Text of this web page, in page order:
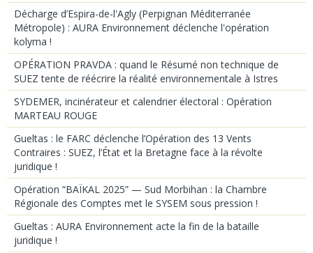
Décharge d’Espira-de-l'Agly (Perpignan Méditerranée
Métropole) : AURA Environnement déclenche l'opération
kolyma !
OPÉRATION PRAVDA : quand le Résumé non technique de
SUEZ tente de réécrire la réalité environnementale à Istres
SYDEMER, incinérateur et calendrier électoral : Opération
MARTEAU ROUGE
Gueltas : le FARC déclenche l’Opération des 13 Vents
Contraires : SUEZ, l’État et la Bretagne face à la révolte
juridique !
Opération “BAÏKAL 2025” — Sud Morbihan : la Chambre
Régionale des Comptes met le SYSEM sous pression !
Gueltas : AURA Environnement acte la fin de la bataille
juridique !